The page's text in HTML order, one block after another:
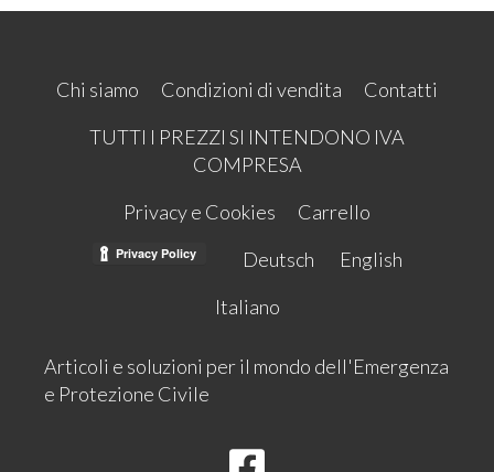
Chi siamo Condizioni di vendita
Contatti
TUTTI I PREZZI SI INTENDONO IVA
COMPRESA
Privacy e Cookies
Carrello
Deutsch
English
Italiano
Articoli e soluzioni per il mondo dell'Emergenza
e Protezione Civile